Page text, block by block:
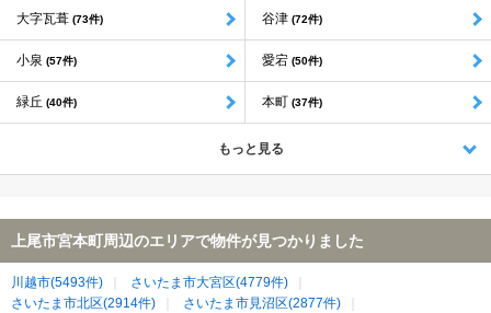
大字瓦葺 (73件) 谷津 (72件)
小泉 (57件) 愛宕 (50件)
緑丘 (40件) 本町 (37件)
もっと見る
上尾市宮本町周辺のエリアで物件が見つかりました
川越市(5493件)
さいたま市大宮区(4779件)
さいたま市北区(2914件)
さいたま市見沼区(2877件)